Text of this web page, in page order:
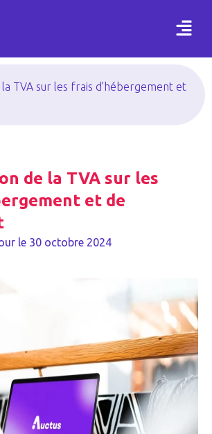
TVA sur les frais d’hébergement et
de la TVA sur les
et de
le 30 octobre 2024